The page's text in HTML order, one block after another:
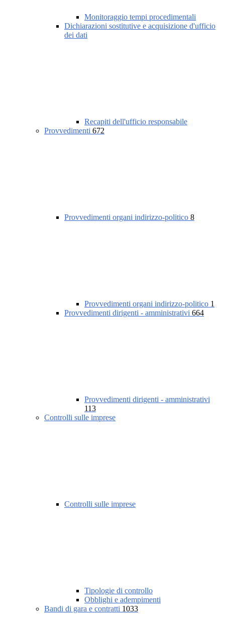
Monitoraggio tempi procedimentali
Dichiarazioni sostitutive e acquisizione d'ufficio
dei dati
Recapiti dell'ufficio responsabile
Provvedimenti 672
Provvedimenti organi indirizzo-politico 8
Provvedimenti organi indirizzo-politico 1
Provvedimenti dirigenti - amministrativi 664
Provvedimenti dirigenti - amministrativi
113
Controlli sulle imprese
Controlli sulle imprese
Tipologie di controllo
Obblighi e adempimenti
Bandi di gara e contratti 1033